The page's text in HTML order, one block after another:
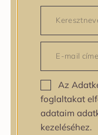
Bőrpír
Érett
Az
foglaltakat
adataim
kezeléséhez.